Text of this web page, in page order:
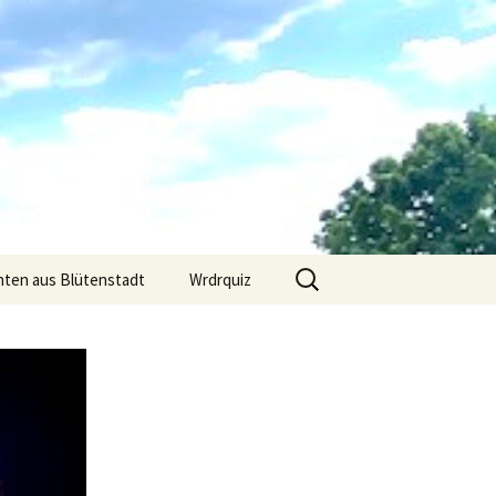
aus Blütenstadt Wrdrquiz
Suchen
nach: